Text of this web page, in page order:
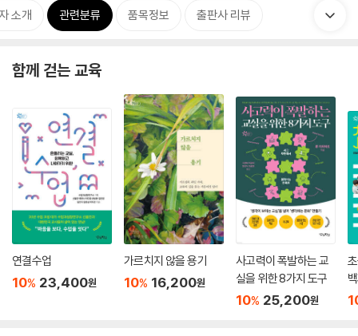
소개 관련분류 품목정보 출판사 리뷰
함께 걷는 교육
연결수업
10% 23,400원
가르치지 않을 용기
10% 16,200원
사고력이 폭발하는 교
실을 위한 8가지 도구
10% 25,200원